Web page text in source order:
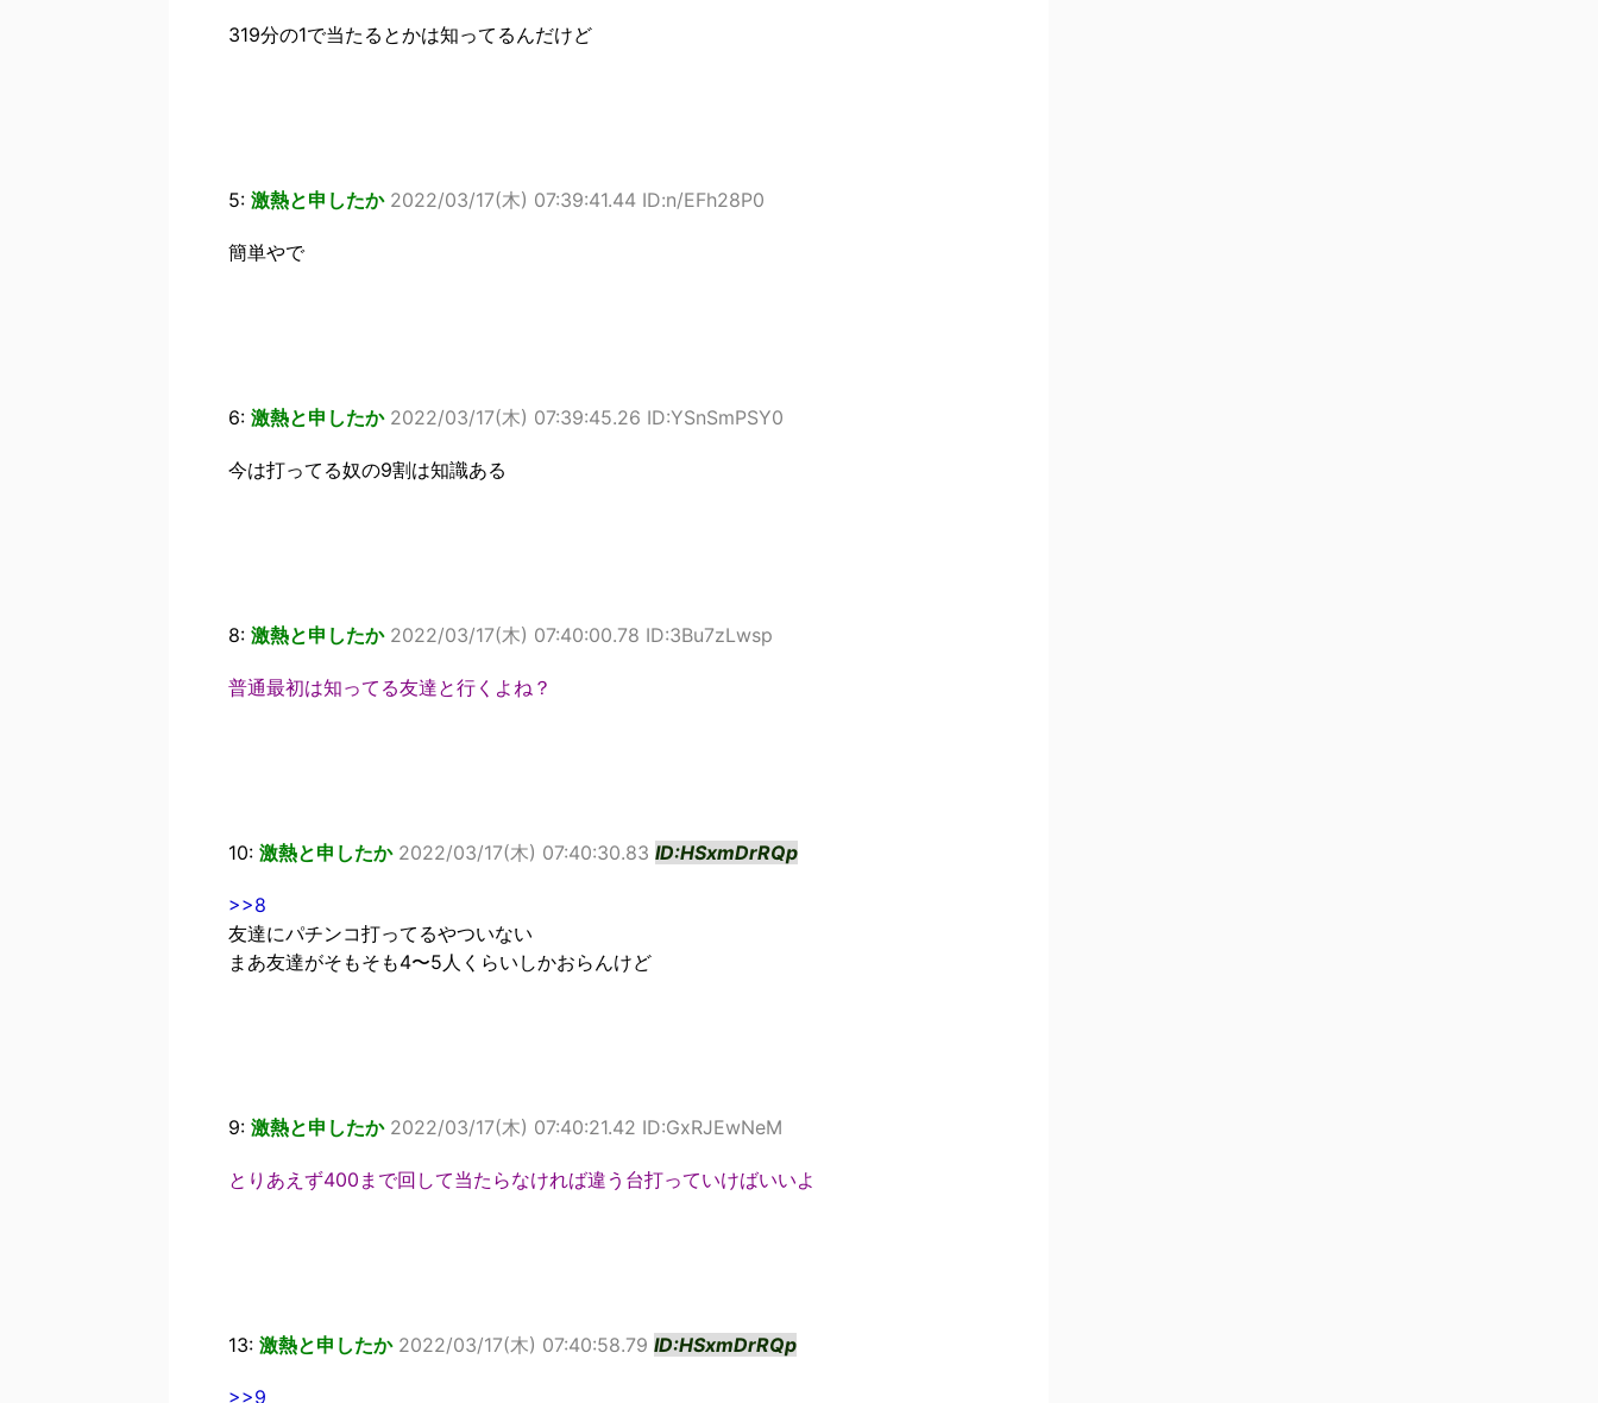
319分の1で当たるとかは知ってるんだけど
5: 激熱と申したか 2022/03/17(木) 07:39:41.44 ID:n/EFh28P0
簡単やで
6: 激熱と申したか 2022/03/17(木) 07:39:45.26 ID:YSnSmPSY0
今は打ってる奴の9割は知識ある
8: 激熱と申したか 2022/03/17(木) 07:40:00.78 ID:3Bu7zLwsp
普通最初は知ってる友達と行くよね？
10: 激熱と申したか 2022/03/17(木) 07:40:30.83 ID:HSxmDrRQp
>>8
友達にパチンコ打ってるやついない
まあ友達がそもそも4〜5人くらいしかおらんけど
9: 激熱と申したか 2022/03/17(木) 07:40:21.42 ID:GxRJEwNeM
とりあえず400まで回して当たらなければ違う台打っていけばいいよ
13: 激熱と申したか 2022/03/17(木) 07:40:58.79 ID:HSxmDrRQp
>>9